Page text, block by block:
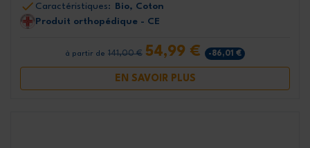
Caractéristiques: Bio, Coton
Produit orthopédique - CE
à partir de 141,00 € 54,99 € -86,01 €
EN SAVOIR PLUS